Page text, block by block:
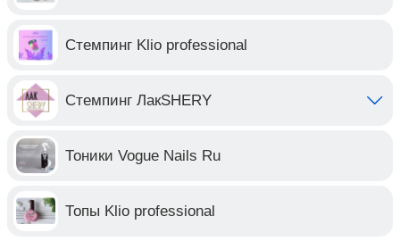
Стемпинг Klio professional
Стемпинг ЛакSHERY
Тоники Vogue Nails Ru
Топы Klio professional